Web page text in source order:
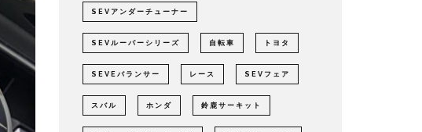
SEVアンダーチューナー
SEVルーパーシリーズ 自転車 トヨタ
SEVEバランサー レース SEVフェア
スバル ホンダ 鈴鹿サーキット